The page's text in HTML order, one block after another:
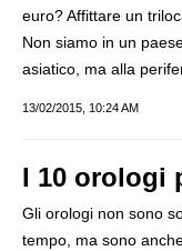
euro? Affittare un
Non siamo in un
asiatico, ma alla
13/02/2015, 10:24 AM
I 10 orologi
Gli orologi non sono
tempo, ma sono